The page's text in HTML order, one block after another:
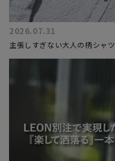
2026.07.31
主張しすぎない大人の柄シャツ